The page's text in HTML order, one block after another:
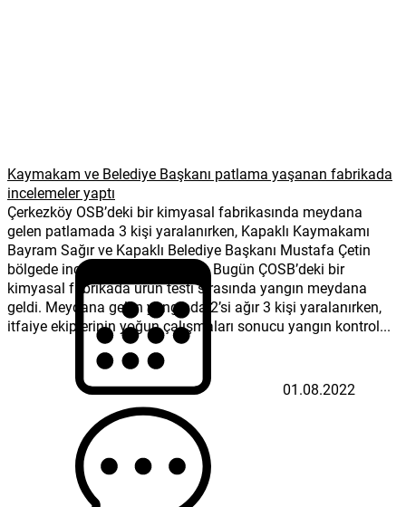
Kaymakam ve Belediye Başkanı patlama yaşanan fabrikada
incelemeler yaptı
Çerkezköy OSB’deki bir kimyasal fabrikasında meydana
gelen patlamada 3 kişi yaralanırken, Kapaklı Kaymakamı
Bayram Sağır ve Kapaklı Belediye Başkanı Mustafa Çetin
bölgede incelemelerde bulundu. Bugün ÇOSB’deki bir
kimyasal fabrikada ürün testi sırasında yangın meydana
geldi. Meydana gelen yangında 2’si ağır 3 kişi yaralanırken,
itfaiye ekiplerinin yoğun çalışmaları sonucu yangın kontrol...
01.08.2022